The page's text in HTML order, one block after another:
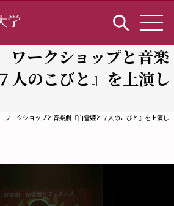
ークショップと音楽
人のこびと』を上演し
ークショップと音楽劇『白雪姫と７人のこびと』を上演し